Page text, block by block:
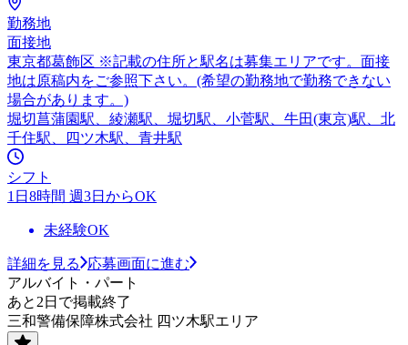
勤務地
面接地
東京都葛飾区 ※記載の住所と駅名は募集エリアです。面接
地は原稿内をご参照下さい。(希望の勤務地で勤務できない
場合があります。)
堀切菖蒲園駅、綾瀬駅、堀切駅、小菅駅、牛田(東京)駅、北
千住駅、四ツ木駅、青井駅
シフト
1日8時間 週3日からOK
未経験OK
詳細を見る
応募画面に進む
アルバイト・パート
あと2日で掲載終了
三和警備保障株式会社 四ツ木駅エリア